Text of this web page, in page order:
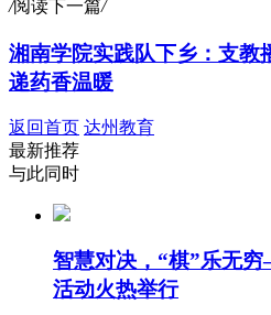
/阅读下一篇/
湘南学院实践队下乡：支教
递药香温暖
返回首页 达州教育
最新推荐
与此同时
智慧对决，“棋”乐无
活动火热举行